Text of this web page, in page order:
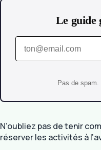
Le guide
Pas de spam.
N’oubliez pas de tenir
réserver les activités à